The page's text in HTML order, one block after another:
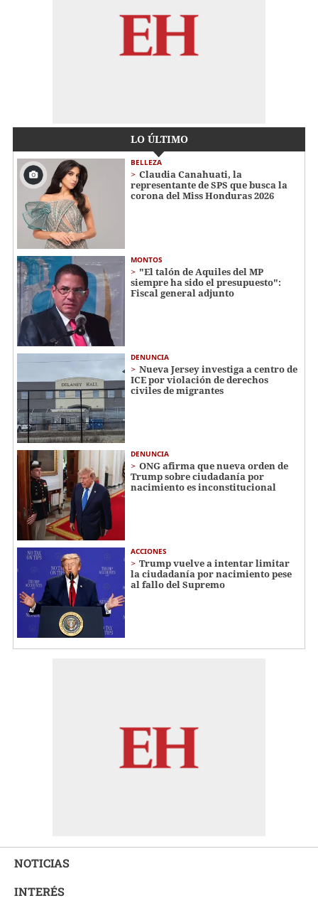
LO ÚLTIMO
BELLEZA
Claudia Canahuati, la
representante de SPS que busca la
corona del Miss Honduras 2026
MONTOS
"El talón de Aquiles del MP
siempre ha sido el presupuesto":
Fiscal general adjunto
DENUNCIA
Nueva Jersey investiga a centro de
ICE por violación de derechos
civiles de migrantes
DENUNCIA
ONG afirma que nueva orden de
Trump sobre ciudadanía por
nacimiento es inconstitucional
ACCIONES
Trump vuelve a intentar limitar
la ciudadanía por nacimiento pese
al fallo del Supremo
NOTICIAS
INTERÉS